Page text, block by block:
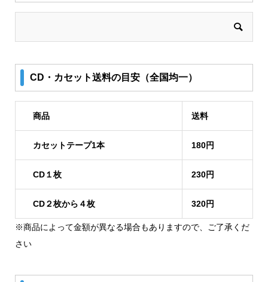
CD・カセット送料の目安（全国均一）
商品 送料
カセットテープ1本 180円
CD１枚 230円
CD２枚から４枚 320円
※商品によって金額が異なる場合もありますので、ご了承くだ
さい